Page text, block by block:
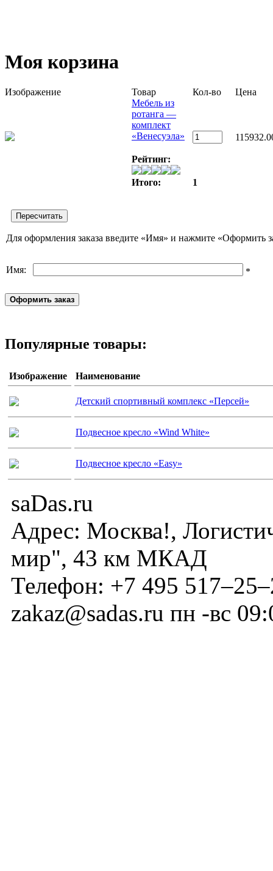
Моя корзина
Изображение Товар Кол-во
Цена
Мебель из
ротанга —
комплект
«Венесуэла»
Рейтинг:
Итого: 1
Для оформления заказа введите «Имя» и нажмите «Оформить
Имя: *
Популярные товары:
Изображение Наименование
Детский спортивный комплекс «Персей»
Подвесное кресло «Wind White»
Подвесное кресло «Easy»
saDas.ru
Адрес: Москва!,
мир", 43 км МКАД
Телефон: +7 495
zakaz@sadas.ru пн -вс